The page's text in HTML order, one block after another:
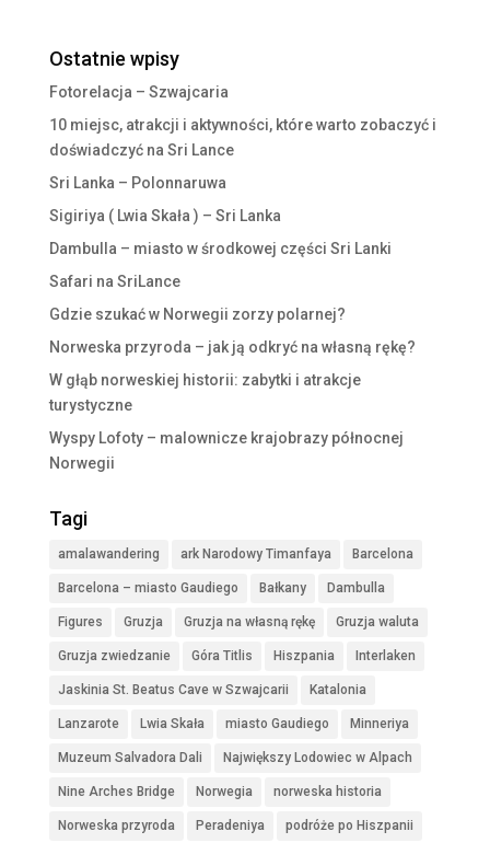
Ostatnie wpisy
Fotorelacja – Szwajcaria
10 miejsc, atrakcji i aktywności, które warto zobaczyć i
doświadczyć na Sri Lance
Sri Lanka – Polonnaruwa
Sigiriya ( Lwia Skała ) – Sri Lanka
Dambulla – miasto w środkowej części Sri Lanki
Safari na SriLance
Gdzie szukać w Norwegii zorzy polarnej?
Norweska przyroda – jak ją odkryć na własną rękę?
W głąb norweskiej historii: zabytki i atrakcje
turystyczne
Wyspy Lofoty – malownicze krajobrazy północnej
Norwegii
Tagi
amalawandering ark Narodowy Timanfaya Barcelona
Barcelona – miasto Gaudiego Bałkany Dambulla
Figures Gruzja Gruzja na własną rękę Gruzja waluta
Gruzja zwiedzanie Góra Titlis Hiszpania Interlaken
Jaskinia St. Beatus Cave w Szwajcarii Katalonia
Lanzarote Lwia Skała miasto Gaudiego Minneriya
Muzeum Salvadora Dali Największy Lodowiec w Alpach
Nine Arches Bridge Norwegia norweska historia
Norweska przyroda Peradeniya podróże po Hiszpanii